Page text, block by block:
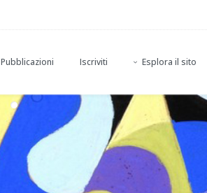
Pubblicazioni Iscriviti Esplora il sito